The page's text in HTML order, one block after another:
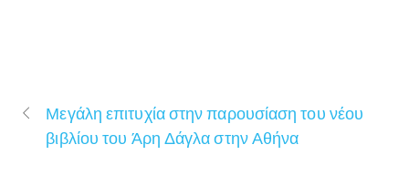
Μεγάλη επιτυχία στην παρουσίαση του νέου
βιβλίου του Άρη Δάγλα στην Αθήνα